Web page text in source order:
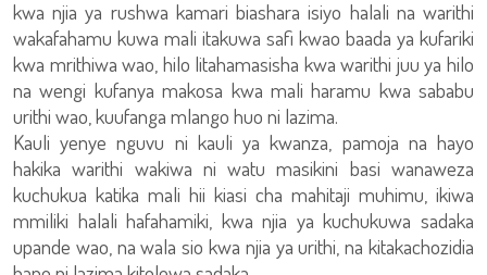
kwa njia ya rushwa kamari biashara isiyo halali na warithi
wakafahamu kuwa mali itakuwa safi kwao baada ya kufariki
kwa mrithiwa wao, hilo litahamasisha kwa warithi juu ya hilo
na wengi kufanya makosa kwa mali haramu kwa sababu
urithi wao, kuufanga mlango huo ni lazima.
Kauli yenye nguvu ni kauli ya kwanza, pamoja na hayo
hakika warithi wakiwa ni watu masikini basi wanaweza
kuchukua katika mali hii kiasi cha mahitaji muhimu, ikiwa
mmiliki halali hafahamiki, kwa njia ya kuchukuwa sadaka
upande wao, na wala sio kwa njia ya urithi, na kitakachozidia